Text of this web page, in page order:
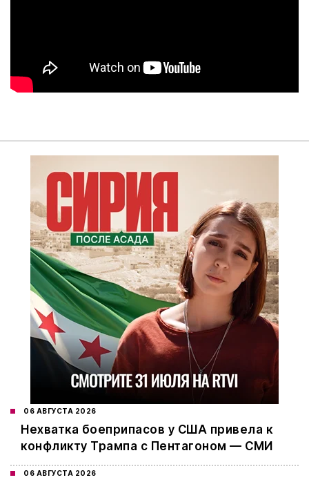
06 АВГУСТА 2026
Нехватка боеприпасов у США привела к
конфликту Трампа с Пентагоном — СМИ
06 АВГУСТА 2026